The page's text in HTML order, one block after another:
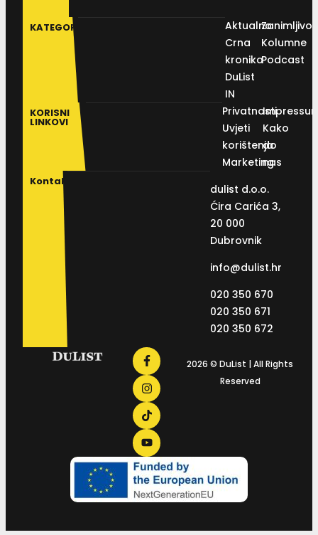
KATEGORIJE
Aktualno
Crna
kronika
DuList
IN
Kolumne
Podcast
KORISNI
LINKOVI
Privatnosti
Uvjeti
korištenja
Marketing
Kako
do
nas
Kontakt
dulist d.o.o.
Ćira Carića 3,
20 000
Dubrovnik
info@dulist.hr
020 350 670
020 350 671
020 350 672
2026 © DuList | All Rights
Reserved